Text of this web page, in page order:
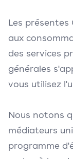
Les
aux
des services
générales
vous utilisez
Nous notons
médiateurs
programme